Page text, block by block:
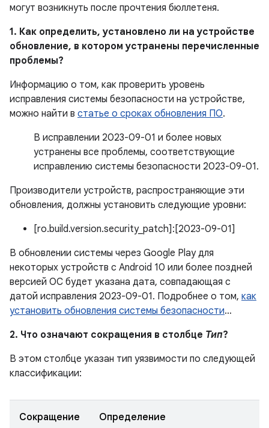
могут возникнуть после прочтения бюллетеня.
1. Как определить, установлено ли на устройстве
обновление, в котором устранены перечисленные
проблемы?
Информацию о том, как проверить уровень
исправления системы безопасности на устройстве,
можно найти в статье о сроках обновления ПО.
В исправлении 2023-09-01 и более новых
устранены все проблемы, соответствующие
исправлению системы безопасности 2023-09-01.
Производители устройств, распространяющие эти
обновления, должны установить следующие уровни:
[ro.build.version.security_patch]:[2023-09-01]
В обновлении системы через Google Play для
некоторых устройств с Android 10 или более поздней
версией ОС будет указана дата, совпадающая с
датой исправления 2023-09-01. Подробнее о том, как
установить обновления системы безопасности…
2. Что означают сокращения в столбце Тип?
В этом столбце указан тип уязвимости по следующей
классификации:
Сокращение Определение